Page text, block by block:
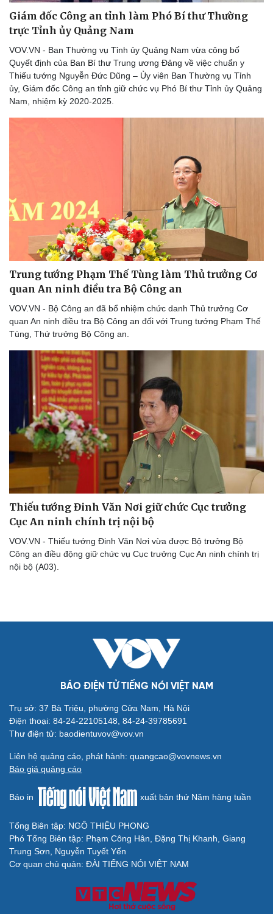
Nhi khoa
Nam khoa
Làm đẹp - giảm cân
Phòng mạch online
Ăn sạch sống khỏe
Nhà đẹp
Tình yêu - Gia đình
Văn hóa
Sân khấu - Điện ảnh
Văn học
Di sản
Giải trí
Nghệ sĩ
Thời trang
Sao Việt
Câu chuyện thời sự
Đọc truyện đêm khuya
Cửa sổ tình yêu
Kể chuyện cho bé
Hạt giống tâm hồn
Cải chính
Giám đốc Công an tỉnh làm Phó Bí thư Thường
trực Tỉnh ủy Quảng Nam
VOV.VN - Ban Thường vụ Tỉnh ủy Quảng Nam vừa công bố
Quyết định của Ban Bí thư Trung ương Đảng về việc chuẩn y
Thiếu tướng Nguyễn Đức Dũng – Ủy viên Ban Thường vụ Tỉnh
ủy, Giám đốc Công an tỉnh giữ chức vụ Phó Bí thư Tỉnh ủy Quảng
Nam, nhiệm kỳ 2020-2025.
Trung tướng Phạm Thế Tùng làm Thủ trưởng Cơ
quan An ninh điều tra Bộ Công an
VOV.VN - Bộ Công an đã bổ nhiệm chức danh Thủ trưởng Cơ
quan An ninh điều tra Bộ Công an đối với Trung tướng Phạm Thế
Tùng, Thứ trưởng Bộ Công an.
Thiếu tướng Đinh Văn Nơi giữ chức Cục trưởng
Cục An ninh chính trị nội bộ
VOV.VN - Thiếu tướng Đinh Văn Nơi vừa được Bộ trưởng Bộ
Công an điều động giữ chức vụ Cục trưởng Cục An ninh chính trị
nội bộ (A03).
BÁO ĐIỆN TỬ TIẾNG NÓI VIỆT NAM
Trụ sở: 37 Bà Triệu, phường Cửa Nam, Hà Nội
Điện thoại: 84-24-22105148, 84-24-39785691
Thư điện tử: baodientuvov@vov.vn
Liên hệ quảng cáo, phát hành: quangcao@vovnews.vn
Báo giá quảng cáo
Báo in xuất bản thứ Năm hàng tuần
Tổng Biên tập: NGÔ THIỆU PHONG
Phó Tổng Biên tập: Phạm Công Hân, Đặng Thị Khanh, Giang
Trung Sơn, Nguyễn Tuyết Yến
Cơ quan chủ quản: ĐÀI TIẾNG NÓI VIỆT NAM